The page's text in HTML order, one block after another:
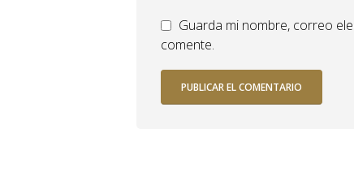
Guarda mi nombre, correo
comente.